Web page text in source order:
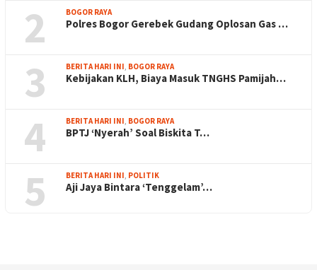
2 BOGOR RAYA
Polres Bogor Gerebek Gudang Oplosan Gas …
3 BERITA HARI INI, BOGOR RAYA
Kebijakan KLH, Biaya Masuk TNGHS Pamijah…
4 BERITA HARI INI, BOGOR RAYA
BPTJ ‘Nyerah’ Soal Biskita T…
5 BERITA HARI INI, POLITIK
Aji Jaya Bintara ‘Tenggelam’…